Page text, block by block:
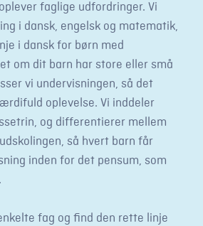
faglige udfordringer. Vi
i dansk, engelsk og matematik,
i dansk for børn med
om dit barn har store eller små
vi undervisningen, så det
oplevelse. Vi inddeler
og differentierer mellem
så hvert barn får
inden for det pensum, som
fag og find den rette linje